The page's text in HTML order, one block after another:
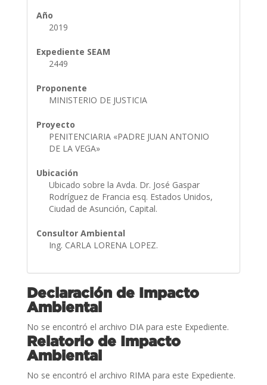
Año
2019
Expediente SEAM
2449
Proponente
MINISTERIO DE JUSTICIA
Proyecto
PENITENCIARIA «PADRE JUAN ANTONIO
DE LA VEGA»
Ubicación
Ubicado sobre la Avda. Dr. José Gaspar
Rodríguez de Francia esq. Estados Unidos,
Ciudad de Asunción, Capital.
Consultor Ambiental
Ing. CARLA LORENA LOPEZ.
Declaración de Impacto
Ambiental
No se encontró el archivo DIA para este Expediente.
Relatorio de Impacto
Ambiental
No se encontró el archivo RIMA para este Expediente.